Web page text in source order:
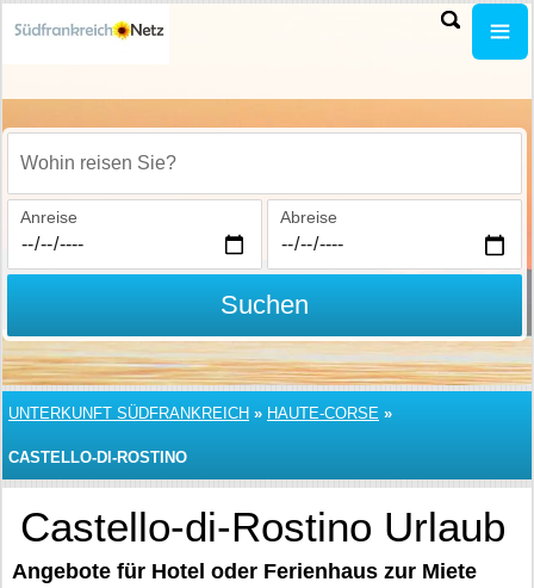
Wohin reisen Sie?
Anreise Abreise
Suchen
UNTERKUNFT SÜDFRANKREICH » HAUTE-CORSE »
CASTELLO-DI-ROSTINO
Castello-di-Rostino Urlaub
Angebote für Hotel oder Ferienhaus zur Miete